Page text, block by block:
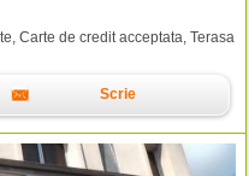
Carte de credit acceptata, Terasa
Scrie